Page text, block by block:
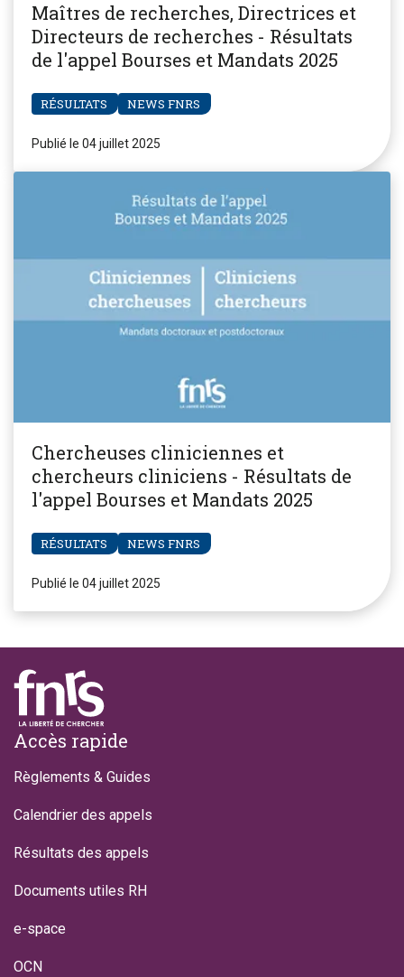
Maîtres de recherches, Directrices et
Directeurs de recherches - Résultats
de l'appel Bourses et Mandats 2025
RÉSULTATS NEWS FNRS
Publié le 04 juillet 2025
Chercheuses cliniciennes et
chercheurs cliniciens - Résultats de
l'appel Bourses et Mandats 2025
RÉSULTATS NEWS FNRS
Publié le 04 juillet 2025
Footer
Accès rapide
Règlements & Guides
Calendrier des appels
Résultats des appels
Documents utiles RH
e-space
OCN